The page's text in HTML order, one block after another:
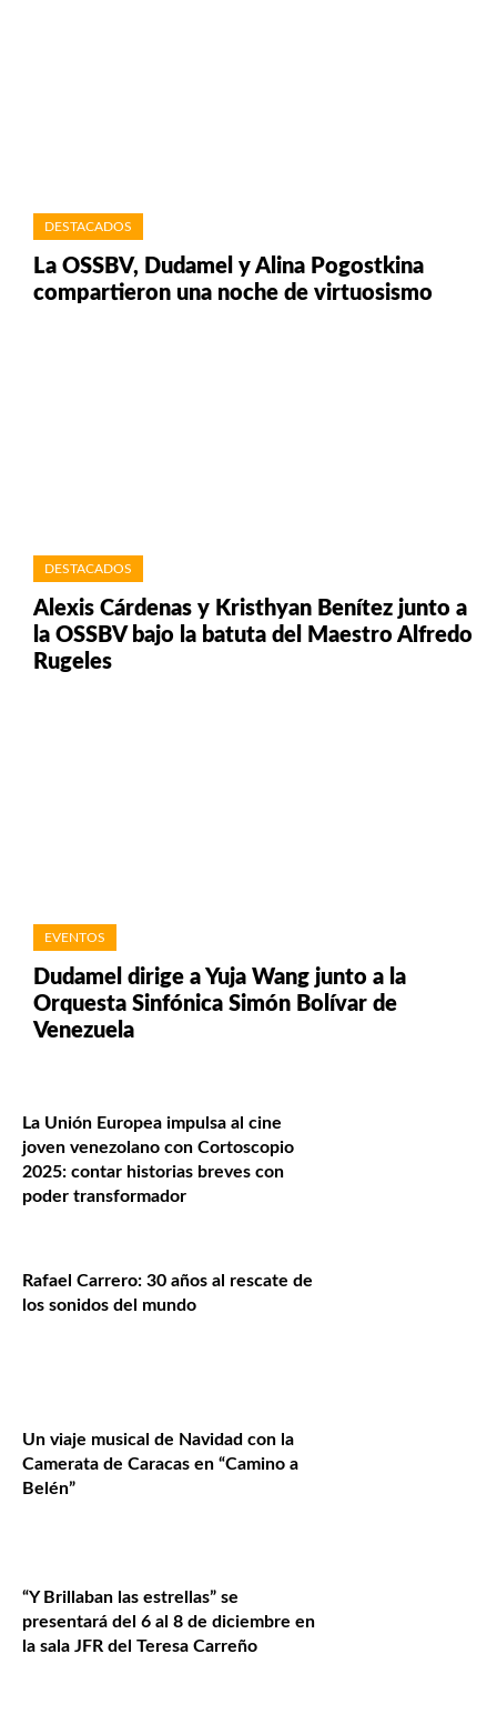
DESTACADOS
La OSSBV, Dudamel y Alina Pogostkina
compartieron una noche de virtuosismo
DESTACADOS
Alexis Cárdenas y Kristhyan Benítez junto a
la OSSBV bajo la batuta del Maestro Alfredo
Rugeles
EVENTOS
Dudamel dirige a Yuja Wang junto a la
Orquesta Sinfónica Simón Bolívar de
Venezuela
La Unión Europea impulsa al cine
joven venezolano con Cortoscopio
2025: contar historias breves con
poder transformador
Rafael Carrero: 30 años al rescate de
los sonidos del mundo
Un viaje musical de Navidad con la
Camerata de Caracas en “Camino a
Belén”
“Y Brillaban las estrellas” se
presentará del 6 al 8 de diciembre en
la sala JFR del Teresa Carreño